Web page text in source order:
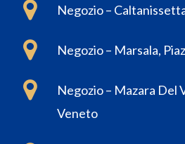
Negozio –
Negozio – Marsala,
Negozio – Mazara Del
Veneto